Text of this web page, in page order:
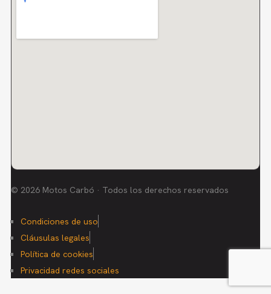
© 2026 Motos Carbó · Todos los derechos reservados
Condiciones de uso
Cláusulas legales
Política de cookies
Privacidad redes sociales